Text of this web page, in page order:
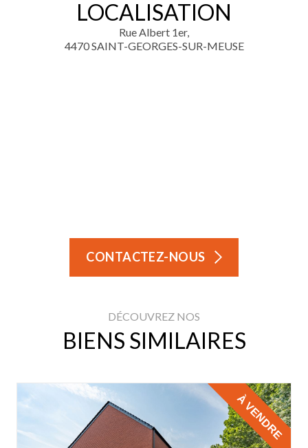
LOCALISATION
Rue Albert 1er,
4470 SAINT-GEORGES-SUR-MEUSE
CONTACTEZ-NOUS
DÉCOUVREZ NOS
BIENS SIMILAIRES
À VENDRE